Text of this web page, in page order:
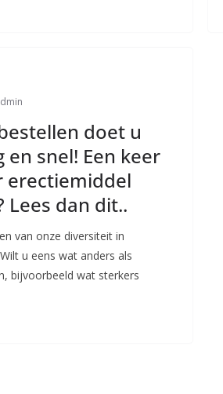
doet u
en snel! Een keer
erectiemiddel
Lees dan dit..
van onze diversiteit in
u eens wat anders als
bijvoorbeeld wat sterkers